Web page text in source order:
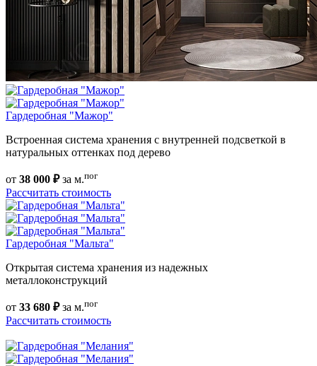
Гардеробная "Мажор"
Встроенная система хранения с внутренней подсветкой в
натуральных оттенках под дерево
от 38 000 ₽за м.пог
Рассчитать стоимость
Гардеробная "Мальта"
Открытая система хранения из надежных
металлоконструкций
от 33 680 ₽за м.пог
Рассчитать стоимость